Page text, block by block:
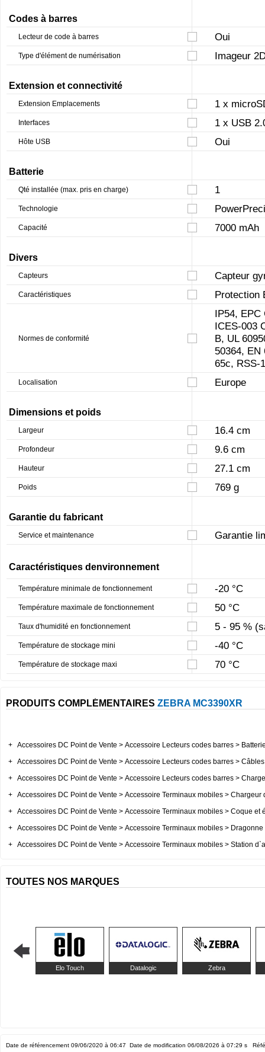
Codes à barres
Lecteur de code à barres Oui
Type d'élément de numérisation Imageur
Extension et connectivité
Extension Emplacements 1 x
Interfaces 1 x USB
Hôte USB Oui
Batterie
Qté installée (max. pris en charge) 1
Technologie
Capacité 7000 mAh
Divers
Capteurs Capteur
Caractéristiques Protection
Normes de conformité
IP54, EPC
ICES-003
B, UL
50364, EN
65c, RSS-
Localisation Europe
Dimensions et poids
Largeur 16.4 cm
Profondeur 9.6 cm
Hauteur 27.1 cm
Poids 769 g
Garantie du fabricant
Service et maintenance Garantie
Caractéristiques denvironnement
Température minimale de fonctionnement -20 °C
Température maximale de fonctionnement 50 °C
Taux d'humidité en fonctionnement 5 - 95 %
Température de stockage mini -40 °C
Température de stockage maxi 70 °C
PRODUITS COMPLÉMENTAIRES ZEBRA MC3390XR
+ Accessoires DC Point de Vente > Accessoire Lecteurs codes barres >
+ Accessoires DC Point de Vente > Accessoire Lecteurs codes barres >
+ Accessoires DC Point de Vente > Accessoire Lecteurs codes barres >
+ Accessoires DC Point de Vente > Accessoire Terminaux mobiles >
+ Accessoires DC Point de Vente > Accessoire Terminaux mobiles > Coque
+ Accessoires DC Point de Vente > Accessoire Terminaux mobiles >
+ Accessoires DC Point de Vente > Accessoire Terminaux mobiles > Station
TOUTES NOS MARQUES
Elo Touch Datalogic Zebra
Date de référencement 09/06/2020 à 06:47 Date de modification 06/08/2026 à 07:29 s